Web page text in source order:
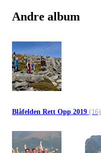
Andre album
Blåfelden Rett Opp 2019 (16)